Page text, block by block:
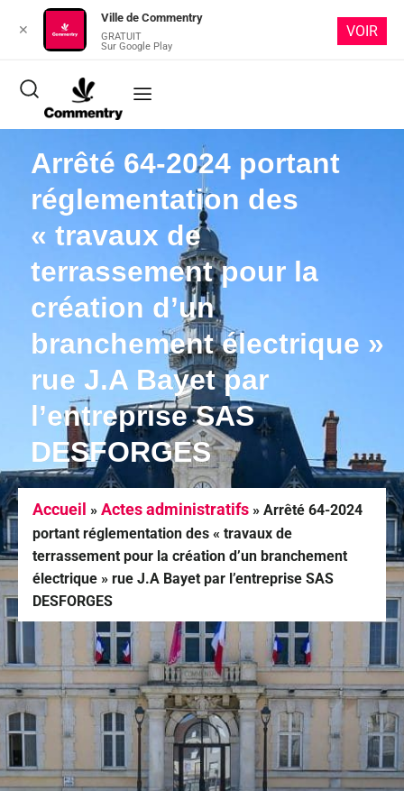
Arrêté 64-2024 portant
réglementation des
« travaux de
terrassement pour la
création d’un
branchement électrique »
rue J.A Bayet par
l’entreprise SAS
DESFORGES
Accueil » Actes administratifs » Arrêté 64-2024
portant réglementation des « travaux de
terrassement pour la création d’un branchement
électrique » rue J.A Bayet par l’entreprise SAS
DESFORGES
✕
Ville de Commentry
GRATUIT
Sur Google Play
VOIR